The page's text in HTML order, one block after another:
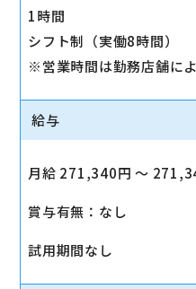
1時間
シフト制（実働8時間）
※営業時間は勤務店舗によ
給与
月給 271,340円 〜
賞与有無：なし
試用期間なし